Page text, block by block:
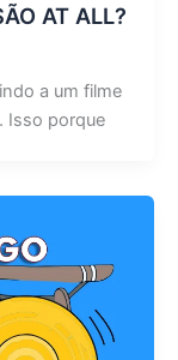
AT ALL?
a um filme
Isso porque